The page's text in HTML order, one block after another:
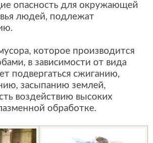
опасность для окружающей
людей, подлежат
которое производится
в зависимости от вида
подвергаться сжиганию,
засыпанию землей,
воздействию высоких
обработке.